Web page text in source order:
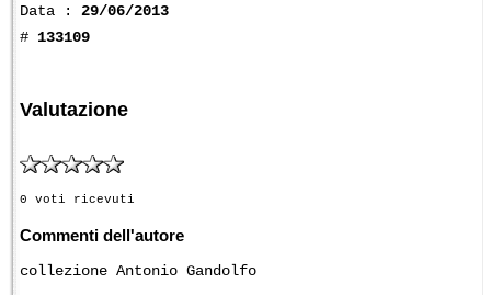
Data : 29/06/2013
# 133109
Valutazione
0 voti ricevuti
Commenti dell'autore
collezione Antonio Gandolfo